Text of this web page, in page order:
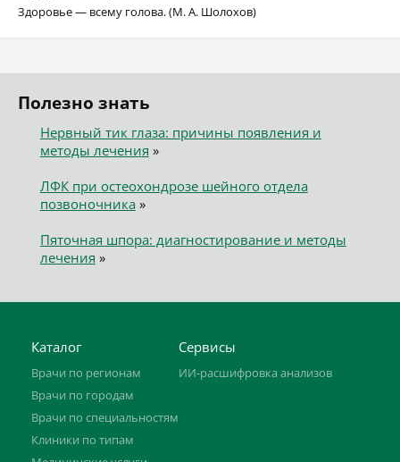
Здоровье — всему голова. (М. А. Шолохов)
Полезно знать
Нервный тик глаза: причины появления и
методы лечения »
ЛФК при остеохондрозе шейного отдела
позвоночника»
Пяточная шпора: диагностирование и методы
лечения »
Каталог
Врачи по регионам
Врачи по городам
Врачи по специальностям
Клиники по типам
Сервисы
ИИ-расшифровка анализов